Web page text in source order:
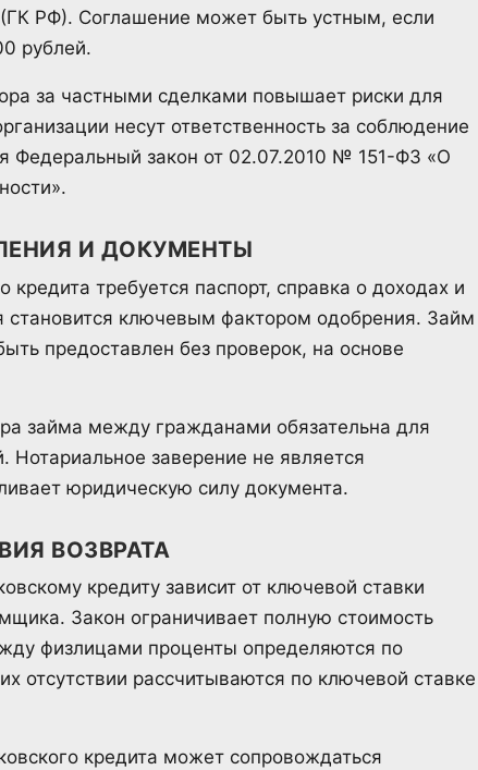
РФ). Соглашение может быть устным, если
рублей.
за частными сделками повышает риски для
несут ответственность за соблюдение
Федеральный закон от 02.07.2010 № 151-ФЗ «О
И ДОКУМЕНТЫ
кредита требуется паспорт, справка о доходах и
становится ключевым фактором одобрения. Займ
предоставлен без проверок, на основе
займа между гражданами обязательна для
заверение не является
юридическую силу документа.
ВОЗВРАТА
кредиту зависит от ключевой ставки
Закон ограничивает полную стоимость
физлицами проценты определяются по
отсутствии рассчитываются по ключевой ставке
кредита может сопровождаться